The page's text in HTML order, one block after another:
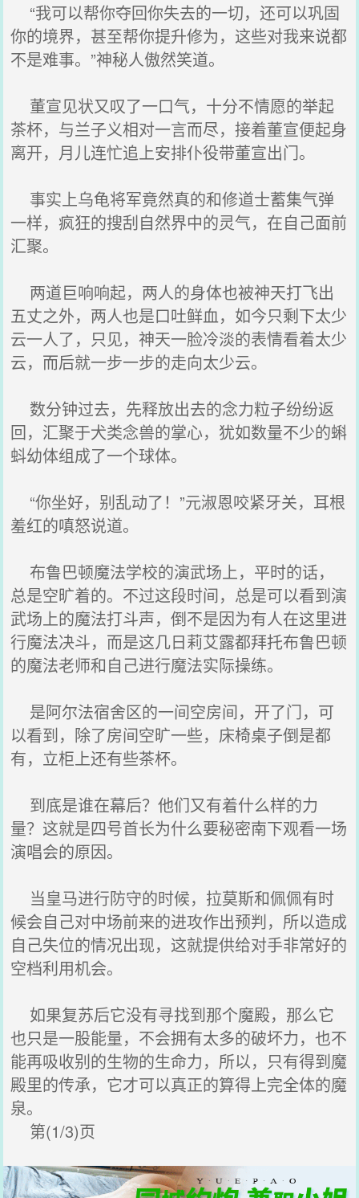
“我可以帮你夺回你失去的一切，还可以巩固
你的境界，甚至帮你提升修为，这些对我来说都
不是难事。”神秘人傲然笑道。
董宣见状又叹了一口气，十分不情愿的举起
茶杯，与兰子义相对一言而尽，接着董宣便起身
离开，月儿连忙追上安排仆役带董宣出门。
事实上乌龟将军竟然真的和修道士蓄集气弹
一样，疯狂的搜刮自然界中的灵气，在自己面前
汇聚。
两道巨响响起，两人的身体也被神天打飞出
五丈之外，两人也是口吐鲜血，如今只剩下太少
云一人了，只见，神天一脸冷淡的表情看着太少
云，而后就一步一步的走向太少云。
数分钟过去，先释放出去的念力粒子纷纷返
回，汇聚于犬类念兽的掌心，犹如数量不少的蝌
蚪幼体组成了一个球体。
“你坐好，别乱动了！”元淑恩咬紧牙关，耳根
羞红的嗔怒说道。
布鲁巴顿魔法学校的演武场上，平时的话，
总是空旷着的。不过这段时间，总是可以看到演
武场上的魔法打斗声，倒不是因为有人在这里进
行魔法决斗，而是这几日莉艾露都拜托布鲁巴顿
的魔法老师和自己进行魔法实际操练。
是阿尔法宿舍区的一间空房间，开了门，可
以看到，除了房间空旷一些，床椅桌子倒是都
有，立柜上还有些茶杯。
到底是谁在幕后？他们又有着什么样的力
量？这就是四号首长为什么要秘密南下观看一场
演唱会的原因。
当皇马进行防守的时候，拉莫斯和佩佩有时
候会自己对中场前来的进攻作出预判，所以造成
自己失位的情况出现，这就提供给对手非常好的
空档利用机会。
如果复苏后它没有寻找到那个魔殿，那么它
也只是一股能量，不会拥有太多的破坏力，也不
能再吸收别的生物的生命力，所以，只有得到魔
殿里的传承，它才可以真正的算得上完全体的魔
泉。
第(1/3)页